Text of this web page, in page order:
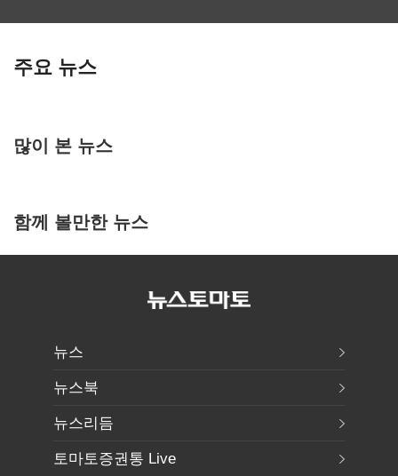
주요 뉴스
많이 본 뉴스
함께 볼만한 뉴스
뉴스
뉴스북
뉴스리듬
토마토증권통 Live